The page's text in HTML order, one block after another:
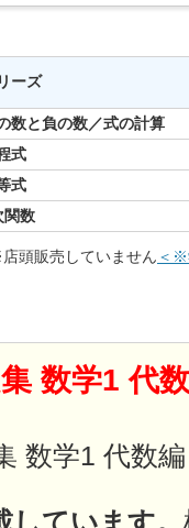
ーズ
数と負の数／式の計算
式
式
関数
頭販売していません ＜※
集 数学1 代
数学1 代数
ています。